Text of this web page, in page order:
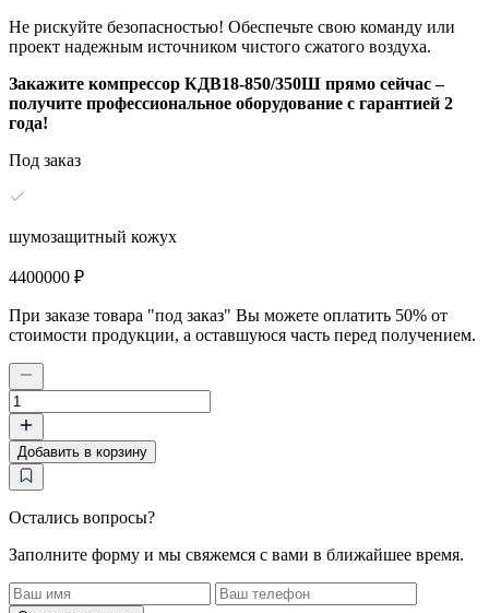
Не рискуйте безопасностью! Обеспечьте свою команду или
проект надежным источником чистого сжатого воздуха.
Закажите компрессор КДВ18-850/350Ш прямо сейчас –
получите профессиональное оборудование с гарантией 2
года!
Под заказ
шумозащитный кожух
4400000 ₽
При заказе товара "под заказ" Вы можете оплатить 50% от
стоимости продукции, а оставшуюся часть перед получением.
Количество
товара
Компрессор
для
заправки
дыхательных
аппаратов
шумозащитном
КДВ18-
Добавить в корзину
Остались вопросы?
Заполните форму и мы свяжемся с вами в ближайшее время.